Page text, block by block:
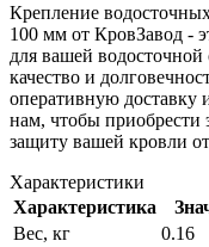
Крепление
100 мм от КровЗавод -
для вашей
качество и
оперативную доставку
нам, чтобы приобрести
защиту вашей кровли
Характеристики
Характеристика
Вес, кг
0.16